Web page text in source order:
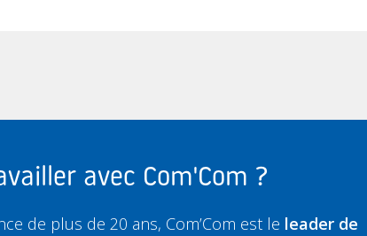
avec Com'Com ?
de plus de 20 ans, Com’Com est le leader de